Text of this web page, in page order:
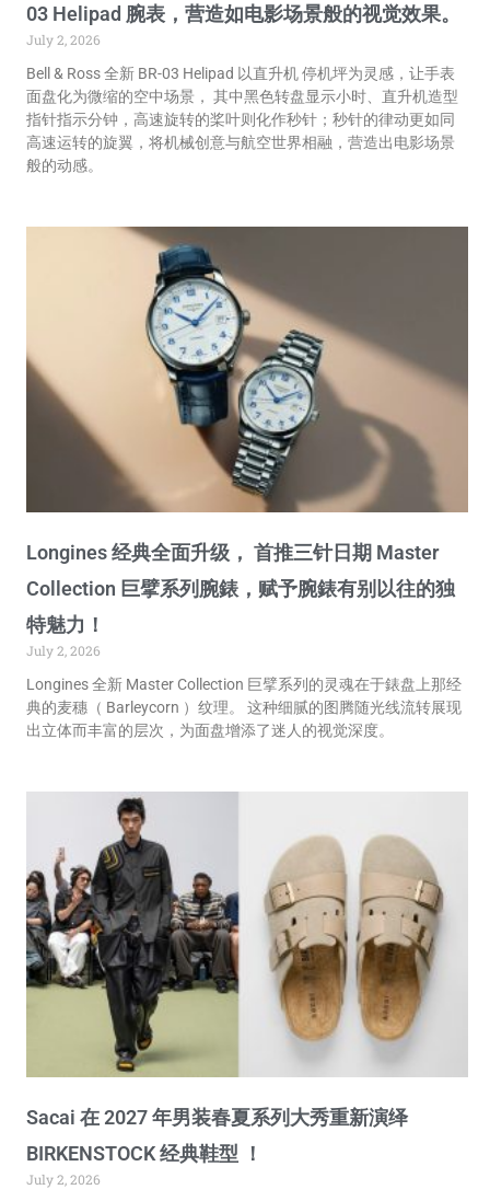
03 Helipad 腕表，营造如电影场景般的视觉效果。
July 2, 2026
Bell & Ross 全新 BR-03 Helipad 以直升机 停机坪为灵感，让手表
面盘化为微缩的空中场景， 其中黑色转盘显示小时、直升机造型
指针指示分钟，高速旋转的桨叶则化作秒针；秒针的律动更如同
高速运转的旋翼，将机械创意与航空世界相融，营造出电影场景
般的动感。
Longines 经典全面升级， 首推三针日期 Master
Collection 巨擘系列腕錶，赋予腕錶有别以往的独
特魅力！
July 2, 2026
Longines 全新 Master Collection 巨擘系列的灵魂在于錶盘上那经
典的麦穗（ Barleycorn ）纹理。 这种细腻的图腾随光线流转展现
出立体而丰富的层次，为面盘增添了迷人的视觉深度。
Sacai 在 2027 年男装春夏系列大秀重新演绎
BIRKENSTOCK 经典鞋型 ！
July 2, 2026